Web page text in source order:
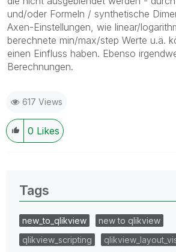
und/oder Formeln / synthetische
Axen-Einstellungen, wie linear/
berechnete min/max/step Werte u.ä.
einen Einfluss haben. Ebenso
Berechnungen.
617 Views
0 Likes
Tags
new_to_qlikview
new to qlikview
qlikview_scripting